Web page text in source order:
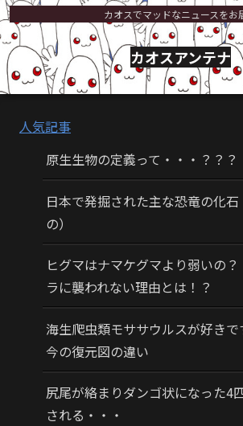
カオスでマッドなニュースをお
カオスアンテナ
人気記事
原生生物の定義って・・・？？？
日本で発掘された主な恐竜の化
の）
ヒグマはナマケグマより弱いの
ラに襲われない理由とは！？
海生爬虫類モササウルスが好き
今の復元図の違い
尻尾が絡まりダンゴ状になった4
される・・・